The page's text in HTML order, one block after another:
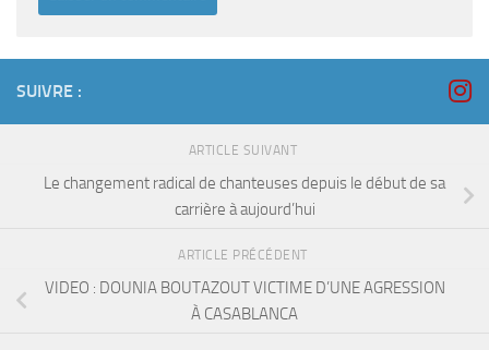
SUIVRE :
ARTICLE SUIVANT
Le changement radical de chanteuses depuis le début de sa
carrière à aujourd’hui
ARTICLE PRÉCÉDENT
VIDEO : DOUNIA BOUTAZOUT VICTIME D’UNE AGRESSION
À CASABLANCA